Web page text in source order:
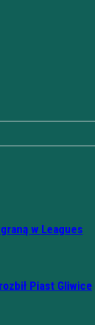
w Leagues
Piast Gliwice